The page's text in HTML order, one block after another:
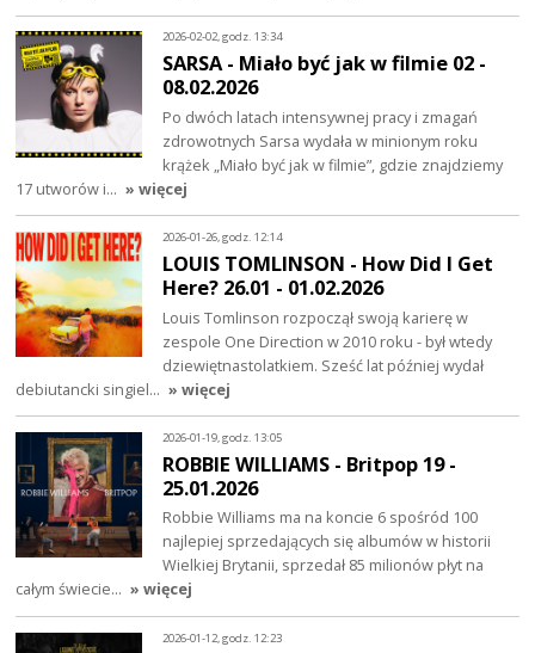
2026-02-02, godz. 13:34
SARSA - Miało być jak w filmie 02 -
08.02.2026
Po dwóch latach intensywnej pracy i zmagań
zdrowotnych Sarsa wydała w minionym roku
krążek „Miało być jak w filmie”, gdzie znajdziemy
17 utworów i… » więcej
2026-01-26, godz. 12:14
LOUIS TOMLINSON - How Did I Get
Here? 26.01 - 01.02.2026
Louis Tomlinson rozpoczął swoją karierę w
zespole One Direction w 2010 roku - był wtedy
dziewiętnastolatkiem. Sześć lat później wydał
debiutancki singiel… » więcej
2026-01-19, godz. 13:05
ROBBIE WILLIAMS - Britpop 19 -
25.01.2026
Robbie Williams ma na koncie 6 spośród 100
najlepiej sprzedających się albumów w historii
Wielkiej Brytanii, sprzedał 85 milionów płyt na
całym świecie… » więcej
2026-01-12, godz. 12:23